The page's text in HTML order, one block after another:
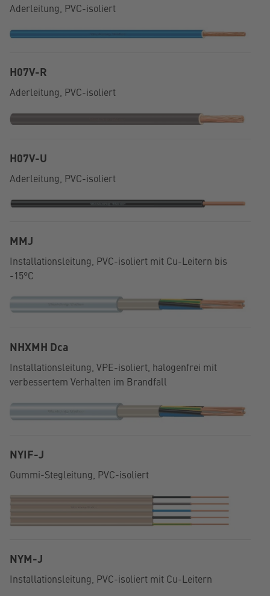
Aderleitung, PVC-isoliert
H07V-R
Aderleitung, PVC-isoliert
H07V-U
Aderleitung, PVC-isoliert
MMJ
Installationsleitung, PVC-isoliert mit Cu-Leitern bis
-15°C
NHXMH Dca
Installationsleitung, VPE-isoliert, halogenfrei mit
verbessertem Verhalten im Brandfall
NYIF-J
Gummi-Stegleitung, PVC-isoliert
NYM-J
Installationsleitung, PVC-isoliert mit Cu-Leitern